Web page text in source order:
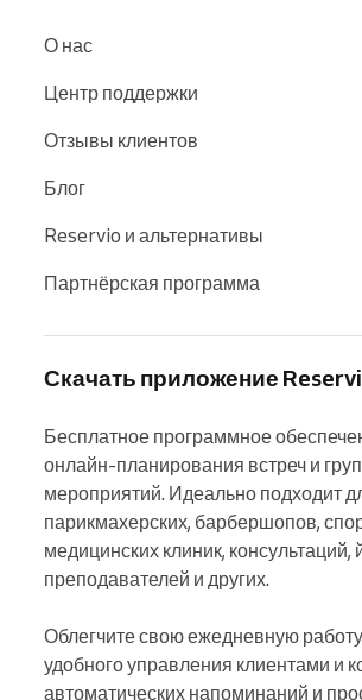
О нас
Центр поддержки
Отзывы клиентов
Блог
Reservio и альтернативы
Партнёрская программа
Скачать приложение
Бесплатное программное
онлайн-планирования встреч и
мероприятий. Идеально подходит
парикмахерских, барбершопов,
медицинских клиник, консультаций,
преподавателей и других.
Облегчите свою ежедневную
удобного управления клиентами и
автоматических напоминаний и